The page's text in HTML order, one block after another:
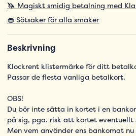
🦄 Magiskt smidig betalning med
🧁 Sötsaker för alla smaker
Beskrivning
Klockrent klistermärke för ditt
Passar de flesta vanliga betalkort.
OBS!
Du bör inte sätta in kortet i en
på sig, pga. risk att kortet eventuellt
Men vem använder ens bankomat